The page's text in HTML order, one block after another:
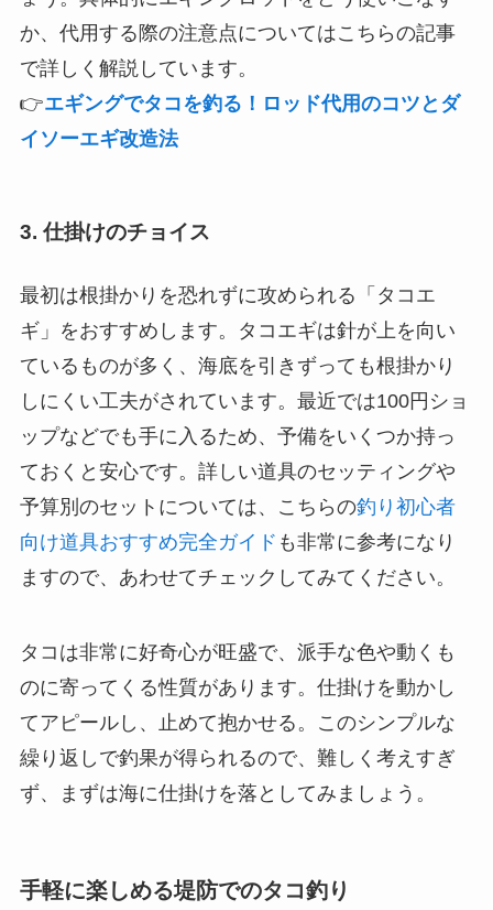
か、代用する際の注意点についてはこちらの記事
で詳しく解説しています。
👉エギングでタコを釣る！ロッド代用のコツとダ
イソーエギ改造法
3. 仕掛けのチョイス
最初は根掛かりを恐れずに攻められる「タコエ
ギ」をおすすめします。タコエギは針が上を向い
ているものが多く、海底を引きずっても根掛かり
しにくい工夫がされています。最近では100円ショ
ップなどでも手に入るため、予備をいくつか持っ
ておくと安心です。詳しい道具のセッティングや
予算別のセットについては、こちらの釣り初心者
向け道具おすすめ完全ガイド も非常に参考になり
ますので、あわせてチェックしてみてください。
タコは非常に好奇心が旺盛で、派手な色や動くも
のに寄ってくる性質があります。仕掛けを動かし
てアピールし、止めて抱かせる。このシンプルな
繰り返しで釣果が得られるので、難しく考えすぎ
ず、まずは海に仕掛けを落としてみましょう。
手軽に楽しめる堤防でのタコ釣り